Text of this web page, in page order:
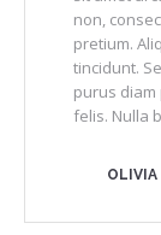
non,
pretium.
tincidunt.
purus
felis. Nulla
OLIVIA